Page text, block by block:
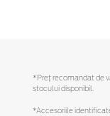
*Preţ recomandat de
stocului disponibil.
*Accesoriile